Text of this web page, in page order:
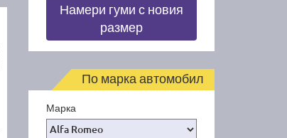
Намери гуми с новия
размер
По марка автомобил
Марка